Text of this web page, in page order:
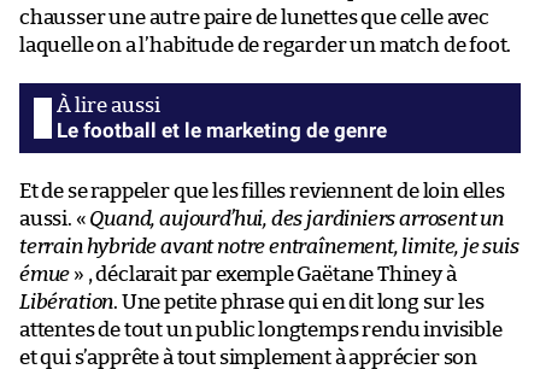
chausser une autre paire de lunettes que celle avec
laquelle on a l’habitude de regarder un match de foot.
Le football et le marketing de genre
Et de se rappeler que les filles reviennent de loin elles
aussi. « Quand, aujourd’hui, des jardiniers arrosent un
terrain hybride avant notre entraînement, limite, je suis
émue » , déclarait par exemple Gaëtane Thiney à
Libération. Une petite phrase qui en dit long sur les
attentes de tout un public longtemps rendu invisible
et qui s’apprête à tout simplement à apprécier son